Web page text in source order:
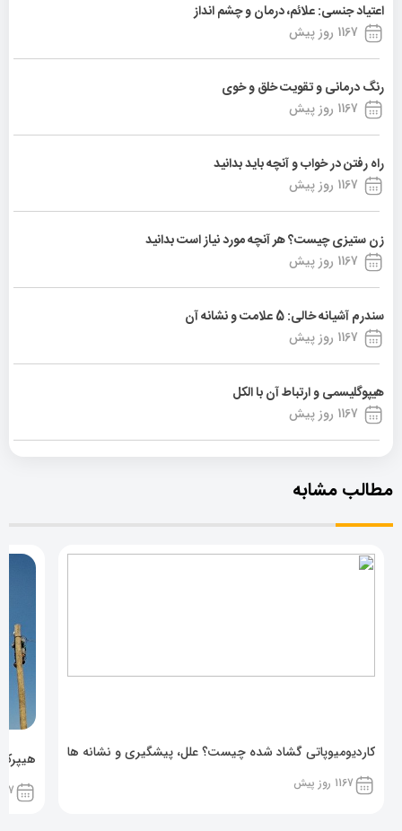
اعتیاد جنسی: علائم، درمان و چشم انداز
1167 روز پیش
رنگ درمانی و تقویت خلق و خوی
1167 روز پیش
راه رفتن در خواب و آنچه باید بدانید
1167 روز پیش
زن ستیزی چیست؟ هر آنچه مورد نیاز است بدانید
1167 روز پیش
سندرم آشیانه خالی: 5 علامت و نشانه آن
1167 روز پیش
هیپوگلیسمی و ارتباط آن با الکل
1167 روز پیش
مطالب مشابه
کاردیومیوپاتی گشاد شده چیست؟ علل، پیشگیری و نشانه ها
1167 روز پیش 1167